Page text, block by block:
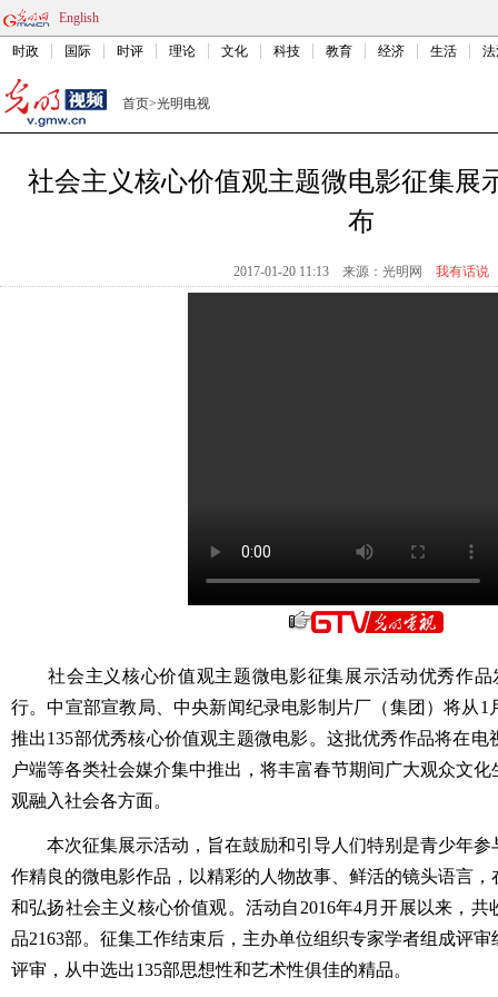
English
时政 国际 时评 理论 文化 科技 教育 经济 生活
首页>光明电视
社会主义核心价值观主题微电影征集展
布
2017-01-20 11:13 来源： 光明网 我有话说
社会主义核心价值观主题微电影征集展示活动优秀作品
行。中宣部宣教局、中央新闻纪录电影制片厂（集团）将从1
推出135部优秀核心价值观主题微电影。这批优秀作品将在电
户端等各类社会媒介集中推出，将丰富春节期间广大观众文
观融入社会各方面。
本次征集展示活动，旨在鼓励和引导人们特别是青少年参
作精良的微电影作品，以精彩的人物故事、鲜活的镜头语言
和弘扬社会主义核心价值观。活动自2016年4月开展以来，共
品2163部。征集工作结束后，主办单位组织专家学者组成评
评审，从中选出135部思想性和艺术性俱佳的精品。